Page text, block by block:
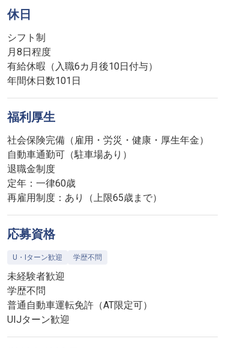
休日
シフト制
月8日程度
有給休暇（入職6カ月後10日付与）
年間休日数101日
福利厚生
社会保険完備（雇用・労災・健康・厚生年金）
自動車通勤可（駐車場あり）
退職金制度
定年：一律60歳
再雇用制度：あり（上限65歳まで）
応募資格
U・Iターン歓迎 学歴不問
未経験者歓迎
学歴不問
普通自動車運転免許（AT限定可）
UIJターン歓迎